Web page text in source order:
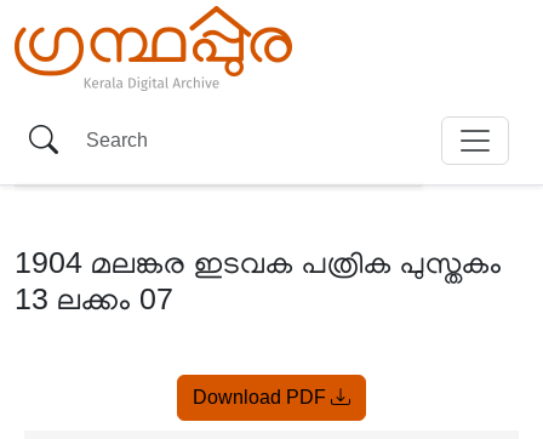
1904 മലങ്കര ഇടവക പത്രിക പുസ്തകം
13 ലക്കം 07
Download PDF